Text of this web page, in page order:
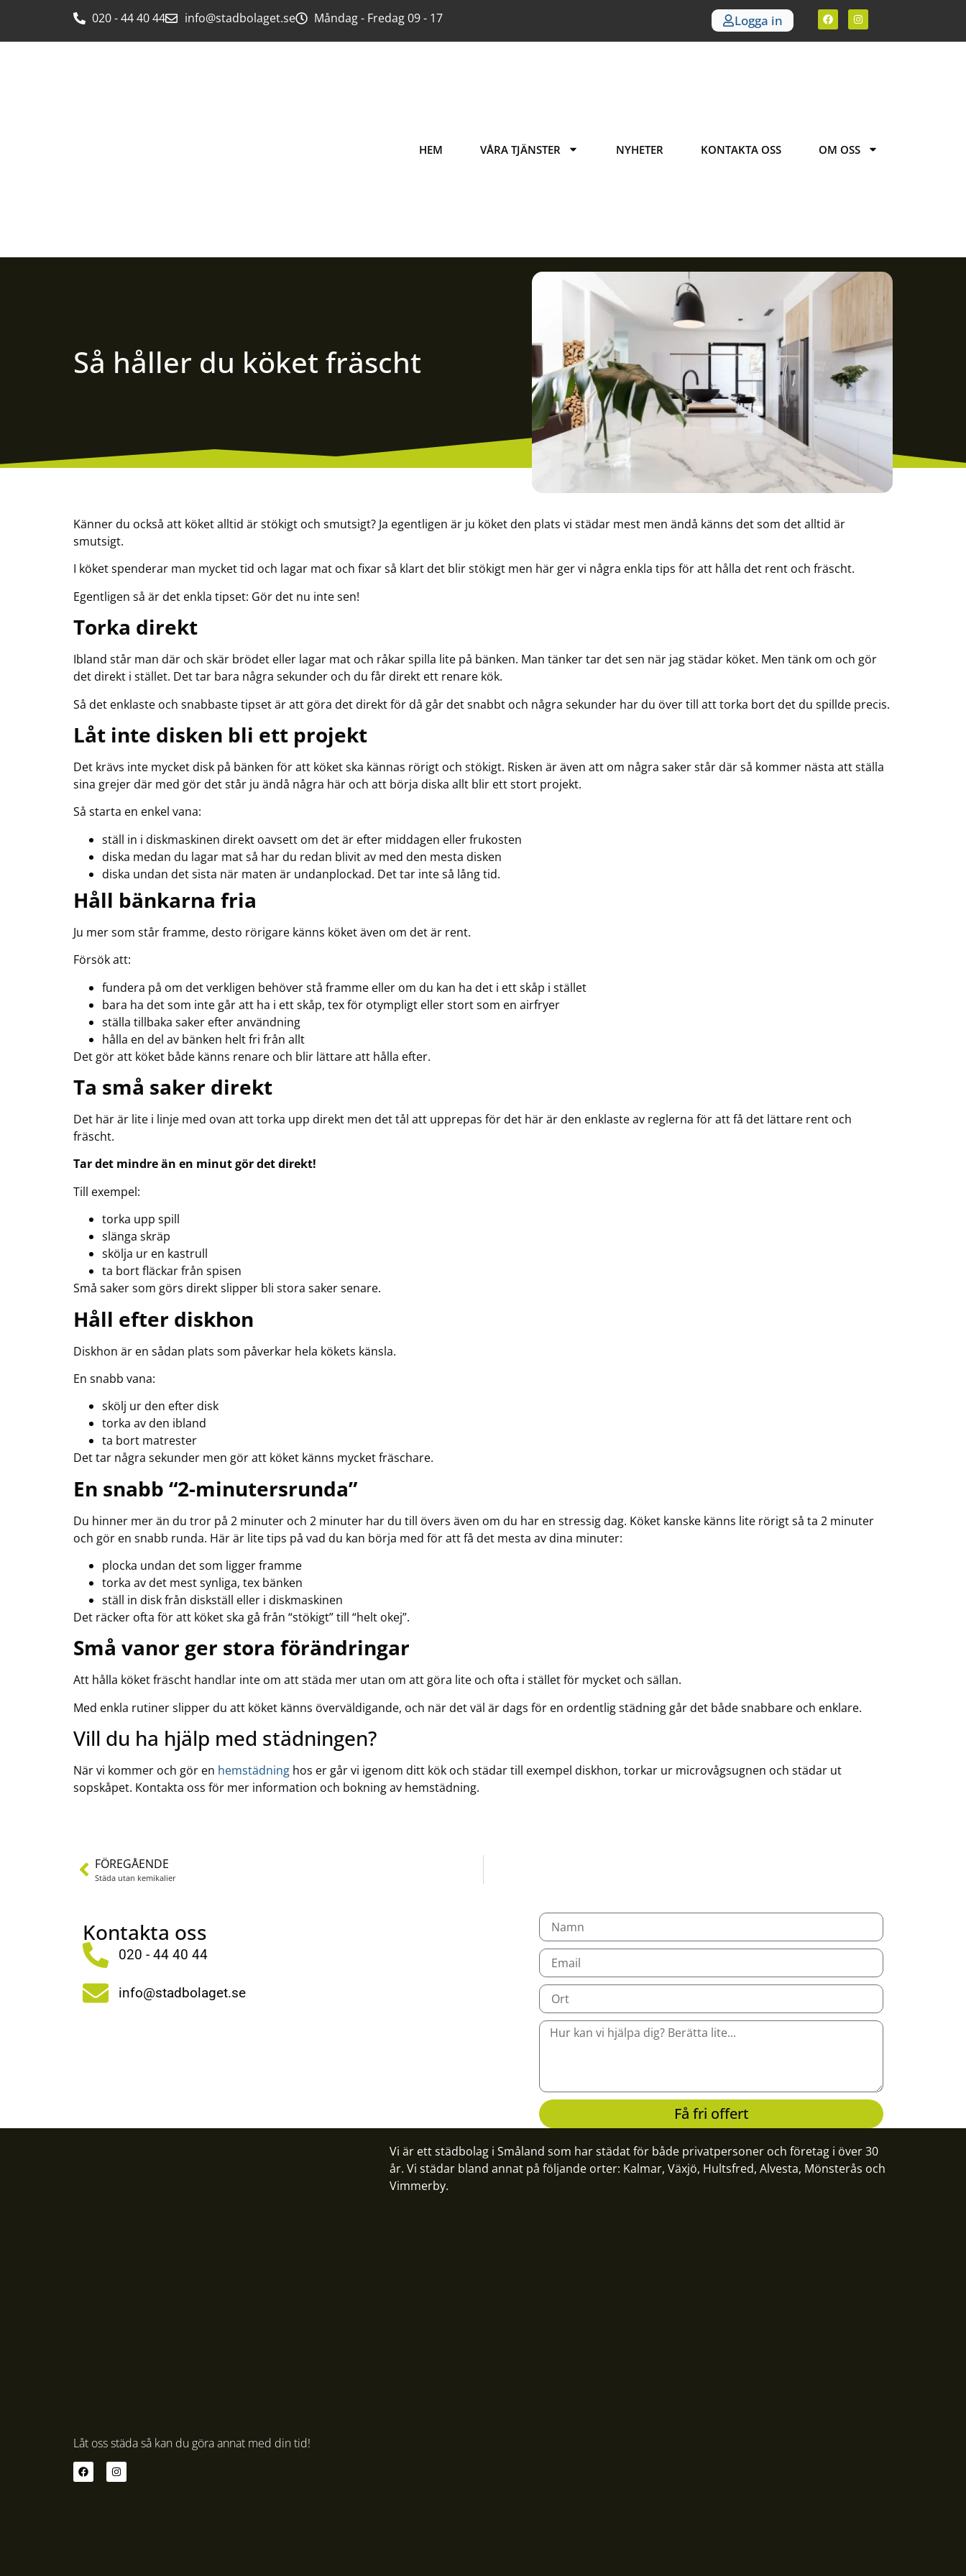
020 - 44 40 44 info@stadbolaget.se Måndag - Fredag 09 - 17 Logga in
HEM VÅRA TJÄNSTER NYHETER KONTAKTA OSS OM OSS
Så håller du köket fräscht
Känner du också att köket alltid är stökigt och smutsigt? Ja egentligen är ju köket den plats vi städar mest men ändå känns det som det alltid är
smutsigt.
I köket spenderar man mycket tid och lagar mat och fixar så klart det blir stökigt men här ger vi några enkla tips för att hålla det rent och fräscht.
Egentligen så är det enkla tipset: Gör det nu inte sen!
Torka direkt
Ibland står man där och skär brödet eller lagar mat och råkar spilla lite på bänken. Man tänker tar det sen när jag städar köket. Men tänk om och gör
det direkt i stället. Det tar bara några sekunder och du får direkt ett renare kök.
Så det enklaste och snabbaste tipset är att göra det direkt för då går det snabbt och några sekunder har du över till att torka bort det du spillde precis.
Låt inte disken bli ett projekt
Det krävs inte mycket disk på bänken för att köket ska kännas rörigt och stökigt. Risken är även att om några saker står där så kommer nästa att ställa
sina grejer där med gör det står ju ändå några här och att börja diska allt blir ett stort projekt.
Så starta en enkel vana:
ställ in i diskmaskinen direkt oavsett om det är efter middagen eller frukosten
diska medan du lagar mat så har du redan blivit av med den mesta disken
diska undan det sista när maten är undanplockad. Det tar inte så lång tid.
Håll bänkarna fria
Ju mer som står framme, desto rörigare känns köket även om det är rent.
Försök att:
fundera på om det verkligen behöver stå framme eller om du kan ha det i ett skåp i stället
bara ha det som inte går att ha i ett skåp, tex för otympligt eller stort som en airfryer
ställa tillbaka saker efter användning
hålla en del av bänken helt fri från allt
Det gör att köket både känns renare och blir lättare att hålla efter.
Ta små saker direkt
Det här är lite i linje med ovan att torka upp direkt men det tål att upprepas för det här är den enklaste av reglerna för att få det lättare rent och
fräscht.
Tar det mindre än en minut gör det direkt!
Till exempel:
torka upp spill
slänga skräp
skölja ur en kastrull
ta bort fläckar från spisen
Små saker som görs direkt slipper bli stora saker senare.
Håll efter diskhon
Diskhon är en sådan plats som påverkar hela kökets känsla.
En snabb vana:
skölj ur den efter disk
torka av den ibland
ta bort matrester
Det tar några sekunder men gör att köket känns mycket fräschare.
En snabb “2-minutersrunda”
Du hinner mer än du tror på 2 minuter och 2 minuter har du till övers även om du har en stressig dag. Köket kanske känns lite rörigt så ta 2 minuter
och gör en snabb runda. Här är lite tips på vad du kan börja med för att få det mesta av dina minuter:
plocka undan det som ligger framme
torka av det mest synliga, tex bänken
ställ in disk från diskställ eller i diskmaskinen
Det räcker ofta för att köket ska gå från “stökigt” till “helt okej”.
Små vanor ger stora förändringar
Att hålla köket fräscht handlar inte om att städa mer utan om att göra lite och ofta i stället för mycket och sällan.
Med enkla rutiner slipper du att köket känns överväldigande, och när det väl är dags för en ordentlig städning går det både snabbare och enklare.
Vill du ha hjälp med städningen?
När vi kommer och gör en hemstädning hos er går vi igenom ditt kök och städar till exempel diskhon, torkar ur microvågsugnen och städar ut
sopskåpet. Kontakta oss för mer information och bokning av hemstädning.
FÖREGÅENDE
Städa utan kemikalier
Kontakta oss
020 - 44 40 44
info@stadbolaget.se
Få fri offert
Låt oss städa så kan du göra annat med din tid!
Vi är ett städbolag i Småland som har städat för både privatpersoner och företag i över 30
år. Vi städar bland annat på följande orter: Kalmar,Växjö, Hultsfred,Alvesta, Mönsterås och
Vimmerby.